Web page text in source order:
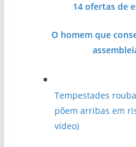
14 ofertas de
O homem que
Tempestades
põem arribas em
vídeo)